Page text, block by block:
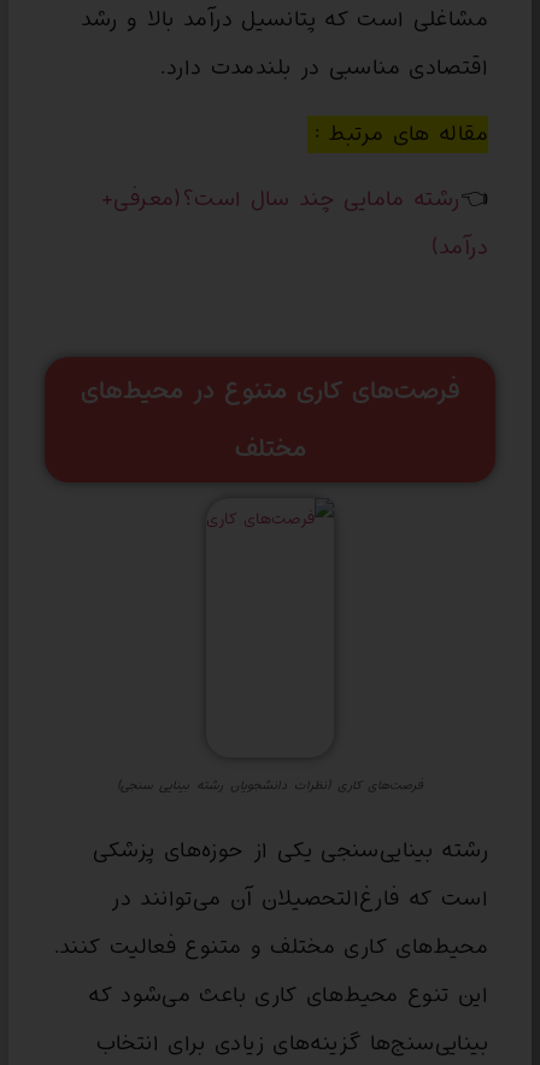
مشاغلی است که پتانسیل درآمد بالا و رشد
اقتصادی مناسبی در بلندمدت دارد.
مقاله های مرتبط :
👈رشته مامایی چند سال است؟(معرفی+
درآمد)
فرصت‌های کاری متنوع در محیط‌های
مختلف
فرصت‌های کاری (نظرات دانشجویان رشته بینایی سنجی)
رشته بینایی‌سنجی یکی از حوزه‌های پزشکی
است که فارغ‌التحصیلان آن می‌توانند در
محیط‌های کاری مختلف و متنوع فعالیت کنند.
این تنوع محیط‌های کاری باعث می‌شود که
بینایی‌سنج‌ها گزینه‌های زیادی برای انتخاب